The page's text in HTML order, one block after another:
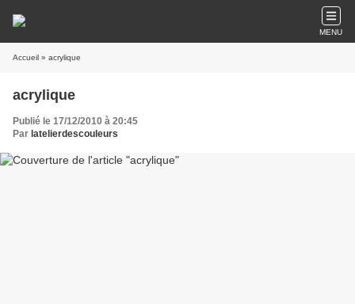
MENU
Accueil » acrylique
acrylique
Publié le 17/12/2010 à 20:45
Par latelierdescouleurs